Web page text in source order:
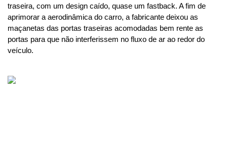
traseira, com um design caído, quase um fastback. A fim de
aprimorar a aerodinâmica do carro, a fabricante deixou as
maçanetas das portas traseiras acomodadas bem rente as
portas para que não interferissem no fluxo de ar ao redor do
veículo.